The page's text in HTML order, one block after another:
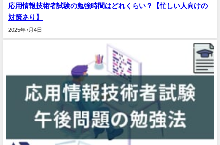
応用情報技術者試験の勉強時間はどれくらい？【忙しい人向けの
対策あり】
2025年7月4日